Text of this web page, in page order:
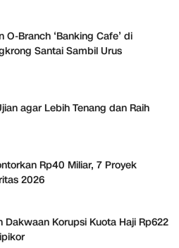
O-Branch ‘Banking Cafe’ di
Santai Sambil Urus
agar Lebih Tenang dan Raih
Rp40 Miliar, 7 Proyek
2026
Dakwaan Korupsi Kuota Haji Rp622